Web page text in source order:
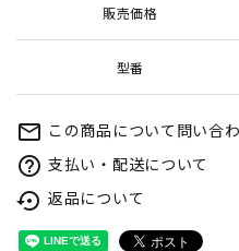
販売価格
型番
mail_outline この商品について問い合
help_outline 支払い・配送について
settings_backup_restore 返品について